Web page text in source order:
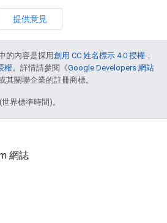
提供意見
的內容是採用創用 CC 姓名標示 4.0 授權 ，
權。詳情請參閱《Google Developers 網站
其關聯企業的註冊商標。
界標準時間)。
網誌